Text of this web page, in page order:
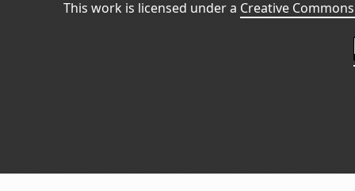
This work is licensed under a Creative